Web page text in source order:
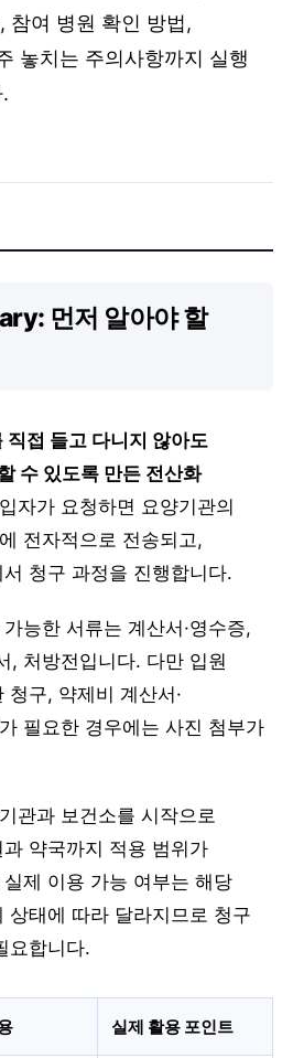
참여 병원 확인 방법,
놓치는 주의사항까지 실행
먼저 알아야 할
접 들고 다니지 않아도
수 있도록 만든 전산화
자가 요청하면 요양기관의
전자적으로 전송되고,
청구 과정을 진행합니다.
능한 서류는 계산서·영수증,
, 처방전입니다. 다만 입원
구, 약제비 계산서·
필요한 경우에는 사진 첨부가
관과 보건소를 시작으로
약국까지 적용 범위가
제 이용 가능 여부는 해당
상태에 따라 달라지므로 청구
요합니다.
실제 활용 포인트